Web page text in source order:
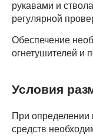
рукавами и
регулярной
Обеспечение
огнетушителей и
Условия
При определении
средств